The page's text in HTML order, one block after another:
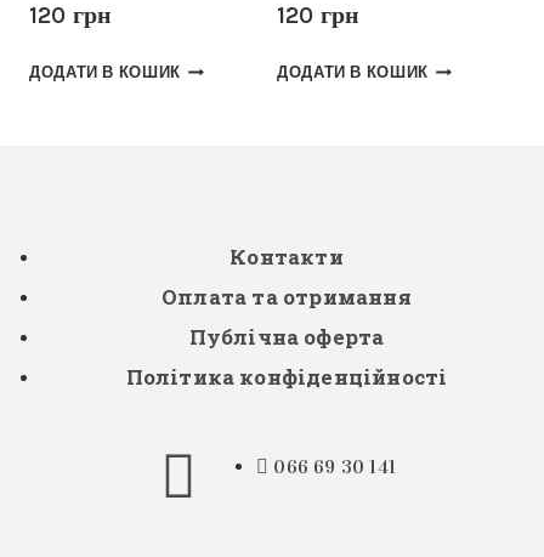
120 грн
ДОДАТИ В КОШИК
120 грн
ДОДАТИ В КОШИК
Контакти
Оплата та отримання
Публічна оферта
Політика конфіденційності
066 69 30 141